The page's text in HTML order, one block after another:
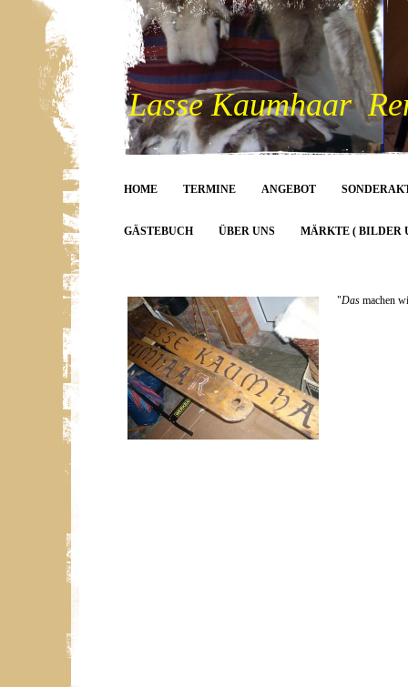
Lasse Kaumhaar
HOME TERMINE ANGEBOT
GÄSTEBUCH ÜBER UNS MÄRKTE ( BILDER
"Das machen